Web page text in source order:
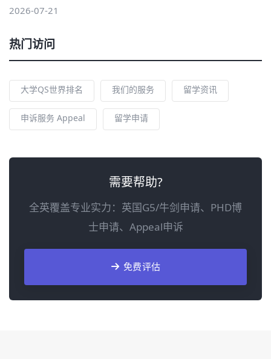
2026-07-21
热门访问
大学QS世界排名 我们的服务 留学资讯
申诉服务 Appeal 留学申请
需要帮助?
全英覆盖专业实力：英国G5/牛剑申请、PHD博
士申请、Appeal申诉
免费评估